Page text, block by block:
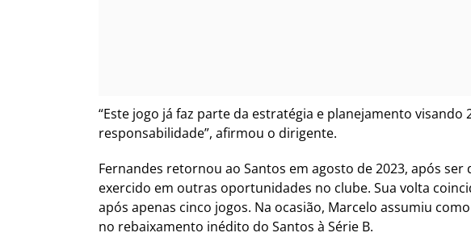
“Este jogo já faz parte da estratégia e planejamento
responsabilidade”, afirmou o dirigente.
Fernandes retornou ao Santos em agosto de 2023, após
exercido em outras oportunidades no clube. Sua volta
após apenas cinco jogos. Na ocasião, Marcelo assumiu
no rebaixamento inédito do Santos à Série B.